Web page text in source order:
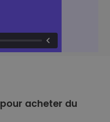
pour acheter du